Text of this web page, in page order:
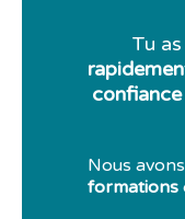
Tu
Nous
formations